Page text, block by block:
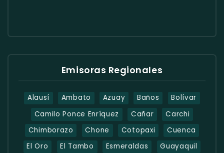
Emisoras Regionales
Alausí Ambato Azuay Baños
Bolívar
Camilo Ponce Enríquez
Cañar
Carchi
Chimborazo
Chone Cotopaxi
Cuenca
El Oro
El Tambo Esmeraldas Guayaquil